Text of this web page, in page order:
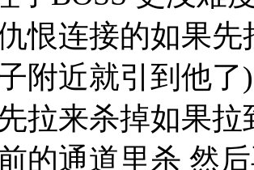
恨连接的如果
附近就引到他
拉来杀掉如果
的通道里杀 然